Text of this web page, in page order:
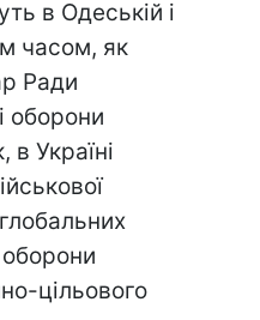
в Одеській і
часом, як
Ради
оборони
в Україні
оборони
цільового